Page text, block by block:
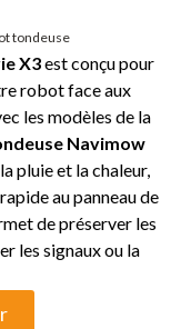
tondeuse
X3est conçu pour
robot face aux
les modèles de la
Navimow
pluie et la chaleur,
au panneau de
de préserver les
les signaux ou la